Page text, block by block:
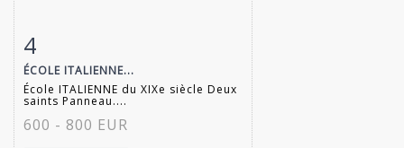
Fiche détaillée
4
ÉCOLE ITALIENNE...
École ITALIENNE du XIXe siècle Deux
saints Panneau....
600 - 800 EUR